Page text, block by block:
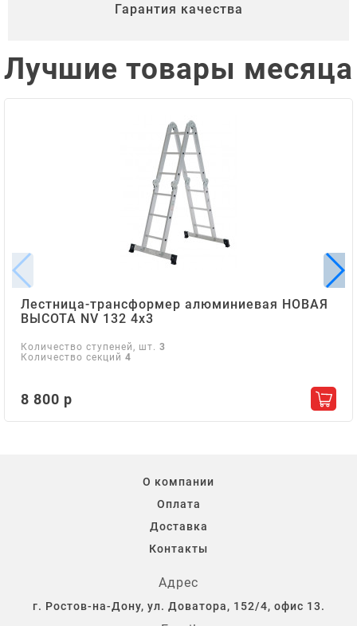
Гарантия качества
Лучшие товары месяца
Лестница-трансформер алюминиевая НОВАЯ
ВЫСОТА NV 132 4х3
Количество ступеней, шт. 3
Количество секций 4
8 800 р
О компании
Оплата
Доставка
Контакты
Адрес
г. Ростов-на-Дону, ул. Доватора, 152/4, офис 13.